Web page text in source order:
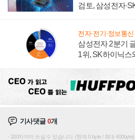
검토, 삼성전자
전자·전기·정보통신
삼성전자 2분기
1위, SK하이닉스
기사댓글0개
200자까지 쓰실 수 있습니다. (현재 0 byte / 최대 400byte)